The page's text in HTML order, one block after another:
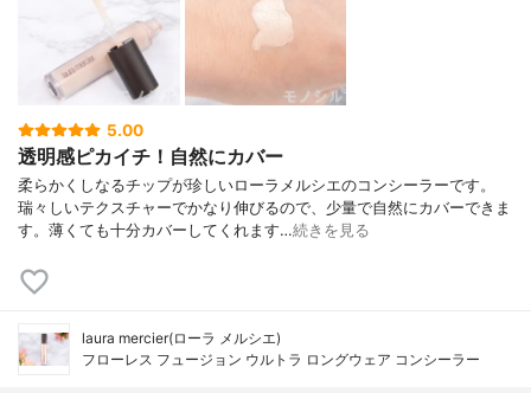
5.00
透明感ピカイチ！自然にカバー
柔らかくしなるチップが珍しいローラメルシエのコンシーラーです。
瑞々しいテクスチャーでかなり伸びるので、少量で自然にカバーできま
す。薄くても十分カバーしてくれます…続きを見る
laura mercier(ローラ メルシエ)
フローレス フュージョン ウルトラ ロングウェア コンシーラー